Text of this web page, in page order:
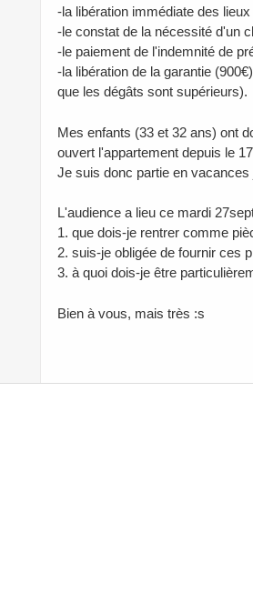
-la libération immédiate des
-le constat de la nécessité d'un
-le paiement de l'indemnité de
-la libération de la garantie
que les dégâts sont supérieurs).
Mes enfants (33 et 32 ans) ont
ouvert l'appartement depuis le
Je suis donc partie en
L'audience a lieu ce mardi
1. que dois-je rentrer comme
2. suis-je obligée de fournir ces
3. à quoi dois-je être
Bien à vous, mais très :s